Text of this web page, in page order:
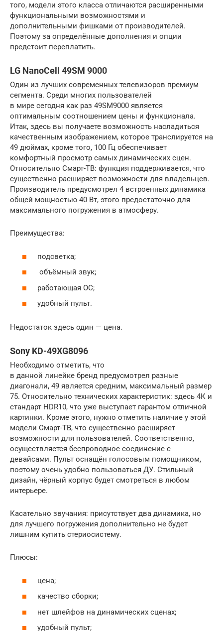
того, модели этого класса отличаются расширенными
функциональными возможностями и
дополнительными фишками от производителей.
Поэтому за определённые дополнения и опции
предстоит переплатить.
LG NanoCell 49SM 9000
Один из лучших современных телевизоров премиум
сегмента. Среди многих пользователей
в мире сегодня как раз 49SM9000 является
оптимальным соотношением цены и функционала.
Итак, здесь вы получаете возможность насладиться
качественным изображением, которое транслируется на
49 дюймах, кроме того, 100 Гц обеспечивает
комфортный просмотр самых динамических сцен.
Относительно Смарт-ТВ: функция поддерживается, что
существенно расширяет возможности для владельцев.
Производитель предусмотрел 4 встроенных динамика
общей мощностью 40 Вт, этого предостаточно для
максимального погружения в атмосферу.
Преимущества:
подсветка;
объёмный звук;
работающая ОС;
удобный пульт.
Недостаток здесь один — цена.
Sony KD-49XG8096
Необходимо отметить, что
в данной линейке бренд предусмотрел разные
диагонали, 49 является средним, максимальный размер
75. Относительно технических характеристик: здесь 4К и
стандарт HDR10, что уже выступает гарантом отличной
картинки. Кроме этого, нужно отметить наличие у этой
модели Смарт-ТВ, что существенно расширяет
возможности для пользователей. Соответственно,
осуществляется беспроводное соединение с
девайсами. Пульт оснащён голосовым помощником,
поэтому очень удобно пользоваться ДУ. Стильный
дизайн, чёрный корпус будет смотреться в любом
интерьере.
Касательно звучания: присутствует два динамика, но
для лучшего погружения дополнительно не будет
лишним купить стериосистему.
Плюсы:
цена;
качество сборки;
нет шлейфов на динамических сценах;
удобный пульт;